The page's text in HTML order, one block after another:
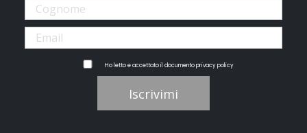
Ho letto e accettato il documentoprivacy policy
Iscrivimi